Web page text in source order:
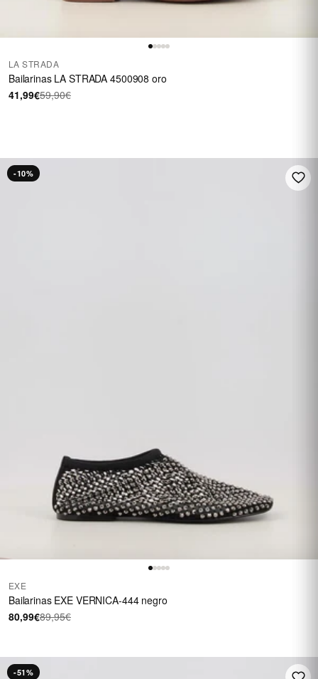
LA STRADA
Bailarinas LA STRADA 4500908 oro
41,99€59,90€
-10%
EXE
Bailarinas EXE VERNICA-444 negro
80,99€89,95€
-51%